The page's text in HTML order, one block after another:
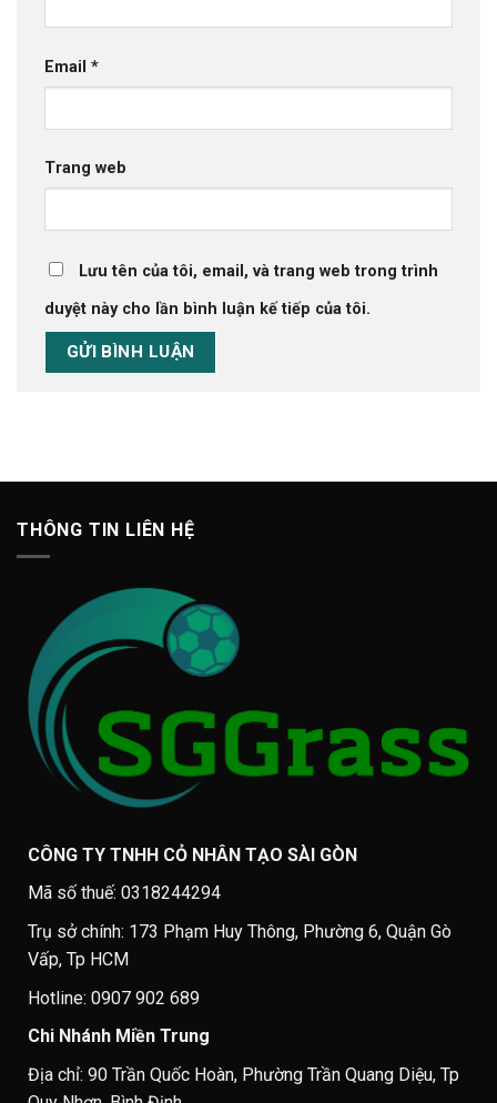
Email *
Trang web
Lưu tên của tôi, email, và trang web trong trình
duyệt này cho lần bình luận kế tiếp của tôi.
THÔNG TIN LIÊN HỆ
CÔNG TY TNHH CỎ NHÂN TẠO SÀI GÒN
Mã số thuế: 0318244294
Trụ sở chính: 173 Phạm Huy Thông, Phường 6, Quận Gò
Vấp, Tp HCM
Hotline: 0907 902 689
Chi Nhánh Miền Trung
Địa chỉ: 90 Trần Quốc Hoàn, Phường Trần Quang Diệu, Tp